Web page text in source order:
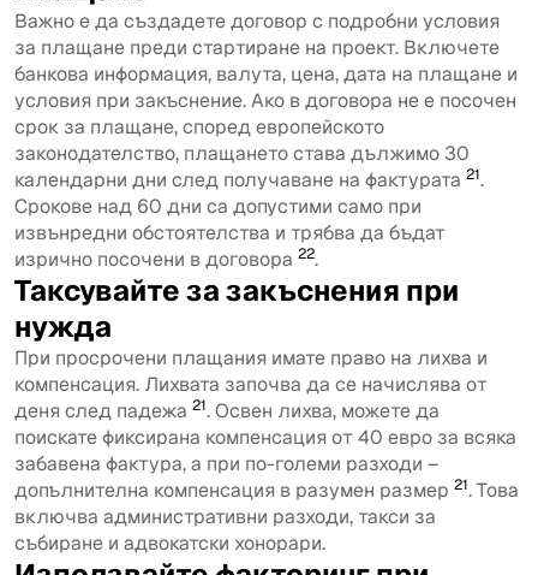
Важно е да създадете договор с подробни условия
за плащане преди стартиране на проект. Включете
банкова информация, валута, цена, дата на плащане и
условия при закъснение. Ако в договора не е посочен
срок за плащане, според европейското
законодателство, плащането става дължимо 30
календарни дни след получаване на фактурата 21.
Срокове над 60 дни са допустими само при
извънредни обстоятелства и трябва да бъдат
изрично посочени в договора 22.
Таксувайте за закъснения при
нужда
При просрочени плащания имате право на лихва и
компенсация. Лихвата започва да се начислява от
деня след падежа 21. Освен лихва, можете да
поискате фиксирана компенсация от 40 евро за всяка
забавена фактура, а при по-големи разходи –
допълнителна компенсация в разумен размер 21. Това
включва административни разходи, такси за
събиране и адвокатски хонорари.